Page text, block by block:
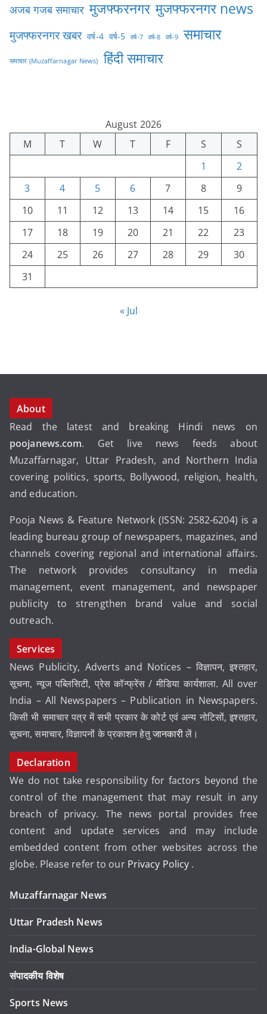
अजब गजब समाचार मुजफ्फरनगर मुजफ्फरनगर news
मुजफ्फरनगर खबर वर्ष-4 वर्ष-5 वर्ष-7 वर्ष-8 वर्ष-9 समाचार
समाचार (Muzaffarnagar News) हिंदी समाचार
August 2026
M
T W T F S
S
1
2
3
4 5 6 7 8
9
10
11 12 13 14 15
16
17
18 19 20 21 22
23
24
25 26 27 28 29
30
31
« Jul
About
Read the latest and breaking Hindi news on
poojanews.com. Get live news feeds about
Muzaffarnagar, Uttar Pradesh, and Northern India
covering politics, sports, Bollywood, religion, health,
and education.
Pooja News & Feature Network (ISSN: 2582-6204) is a
leading bureau group of newspapers, magazines, and
channels covering regional and international affairs.
The network provides consultancy in media
management, event management, and newspaper
publicity to strengthen brand value and social
outreach.
Services
News Publicity, Adverts and Notices – विज्ञापन, इश्तहार,
सूचना, न्यूज पब्लिसिटी, प्रेस कॉन्फ्रेंस / मीडिया कार्यशाला. All over
India – All Newspapers – Publication in Newspapers.
किसी भी समाचार पत्र में सभी प्रकार के कोर्ट एवं अन्य नोटिसों, इश्तहार,
सूचना, समाचार, विज्ञापनों के प्रकाशन हेतुजानकारीलें।
Declaration
We do not take responsibility for factors beyond the
control of the management that may result in any
breach of privacy. The news portal provides free
content and update services and may include
embedded content from other websites across the
globe. Please refer to our Privacy Policy .
Muzaffarnagar News
Uttar Pradesh News
India-Global News
संपादकीय विशेष
Sports News